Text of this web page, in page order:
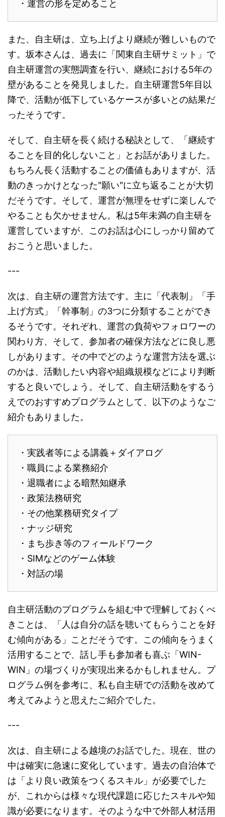
・運営の形を定めること
また、自主研は、立ち上げより継続が難しいもので
す。坂本さんは、過去に「関東自主研サミット」で
自主研運営の実態調査を行い、継続における5年の
壁があることを発見しました。自主研運営5年目以
降で、活動が低下しているケースが多いとの結果だ
ったそうです。
そして、自主研を長く続ける秘訣として、「継続す
ることを目的化しないこと」とお話がありました。
もちろん長く活動することの価値もありますが、活
動のきっかけとなった"願い"に立ち返ることが大切
だそうです。そして、運営が無理をせずに楽しんで
やることも欠かせません。私は5年未満の自主研を
運営していますが、このお話は心にしっかり留めて
おこうと思いました。
---
次は、自主研の運営方法です。主に「代表制」「手
上げ方式」「幹事制」の3つに分類することができ
るそうです。それぞれ、運営の負荷やフォロワーの
関わり方、そして、参加者の確保方法などに良し悪
しがあります。その中でどのような運営方法を選ぶ
のかは、活動したい内容や組織規模などにより判断
すると良いでしょう。そして、自主研活動をするう
えでのおすすめプログラムとして、以下のようなご
紹介もありました。
・実践者等による講義＋ダイアログ
・職員による業務紹介
・退職者による暗黙知継承
・政策法務研究
・その他業務研究タイプ
・ナッジ研究
・まち歩き等のフィールドワーク
・SIMなどのゲーム体験
・対話の場
自主研活動のプログラムを組む中で理解しておくべ
きことは、「人は自分の話を聴いてもらうことを好
む傾向がある」ことだそうです。この傾向をうまく
活用することで、話し手も参加者も喜ぶ「WIN-
WIN」の場づくりが実現出来るかもしれません。プ
ログラム例を参考に、私も自主研での活動を改めて
考えてみようと思えたご紹介でした。
---
次は、自主研による越境のお話でした。現在、世の
中は確実に急速に変化しています。過去の自治体で
は「より良い政策をつくるスキル」が必要でした
が、これからは様々な現代課題に応じたスキルや知
識が必要になります。そのような中で外部人材活用